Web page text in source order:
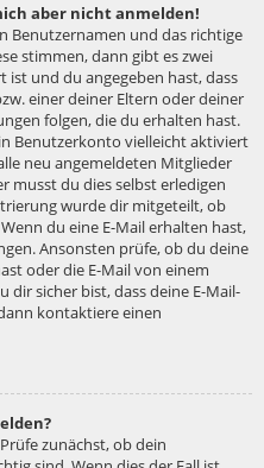
aber nicht anmelden!
Benutzernamen und das richtige
stimmen, dann gibt es zwei
ist und du angegeben hast, dass
einer deiner Eltern oder deiner
folgen, die du erhalten hast.
Benutzerkonto vielleicht aktiviert
neu angemeldeten Mitglieder
musst du dies selbst erledigen
wurde dir mitgeteilt, ob
du eine E-Mail erhalten hast,
Ansonsten prüfe, ob du deine
oder die E-Mail von einem
dir sicher bist, dass deine E-Mail-
kontaktiere einen
zunächst, ob dein